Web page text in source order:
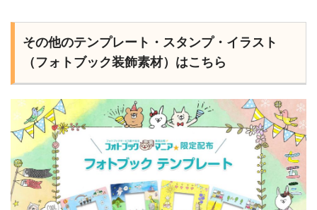
その他のテンプレート・スタンプ・イラスト
（フォトブック装飾素材）はこちら